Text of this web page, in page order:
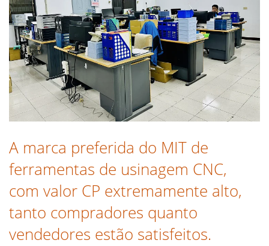
A marca preferida do MIT de
ferramentas de usinagem CNC,
com valor CP extremamente alto,
tanto compradores quanto
vendedores estão satisfeitos.